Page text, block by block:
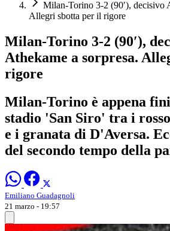
Milan-Torino 3-2 (90′), decisivo
Allegri sbotta per il rigore
Milan-Torino 3-2 (90′),
Athekame a sorpresa.
rigore
Milan-Torino è appena
stadio 'San Siro' tra i
e i granata di D'Aversa.
del secondo tempo della
Emiliano Guadagnoli
21 marzo - 19:57